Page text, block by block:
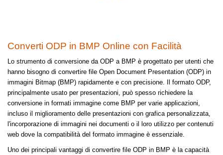
Converti ODP in BMP Online con Facilità
Lo strumento di conversione da ODP a BMP è progettato per utenti che
hanno bisogno di convertire file Open Document Presentation (ODP) in
immagini Bitmap (BMP) rapidamente e con precisione. Il formato ODP,
principalmente usato per presentazioni, può spesso richiedere la
conversione in formati immagine come BMP per varie applicazioni,
incluso il miglioramento delle presentazioni con grafica personalizzata,
l'incorporazione di immagini nei documenti o il loro utilizzo per contenuti
web dove la compatibilità del formato immagine è essenziale.
Uno dei principali vantaggi di convertire file ODP in BMP è la capacità